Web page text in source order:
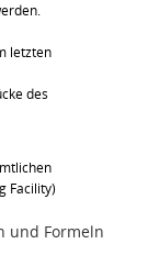
letzten
des
Facility)
und Formeln